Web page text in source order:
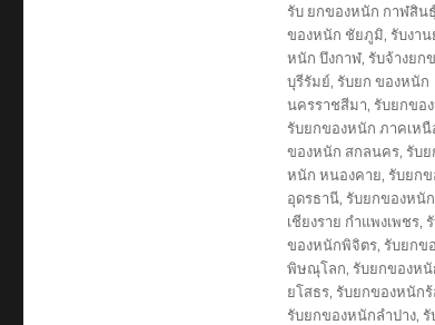
รับ ยกของหนัก กาฬสินธุ์
ของหนัก ชัยภูมิ, รับงา
หนัก บึงกาฬ, รับจ้างยก
บุรีรัมย์, รับยก ของหนัก
นครราชสีมา, รับยกขอ
รับยกของหนัก ภาคเหนื
ของหนัก สกลนคร, รับย
หนัก หนองคาย, รับยก
อุดรธานี, รับยกของหนัก
เชียงราย กำแพงเพชร,
ของหนักพิจิตร, รับยกข
พิษณุโลก, รับยกของหนั
ยโสธร, รับยกของหนักร้
รับยกของหนักลำปาง, รั